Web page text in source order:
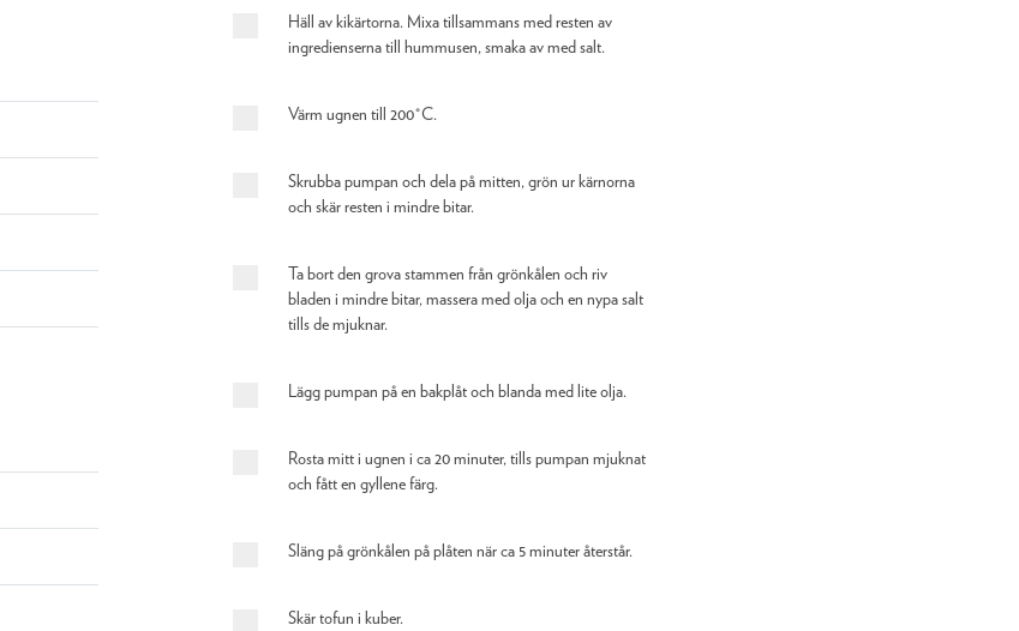
Häll av kikärtorna. Mixa tillsammans med resten av
ingredienserna till hummusen, smaka av med salt.
Värm ugnen till 200°C.
Skrubba pumpan och dela på mitten, grön ur kärnorna
och skär resten i mindre bitar.
Ta bort den grova stammen från grönkålen och riv
bladen i mindre bitar, massera med olja och en nypa salt
tills de mjuknar.
Lägg pumpan på en bakplåt och blanda med lite olja.
Rosta mitt i ugnen i ca 20 minuter, tills pumpan mjuknat
och fått en gyllene färg.
Släng på grönkålen på plåten när ca 5 minuter återstår.
Skär tofun i kuber.